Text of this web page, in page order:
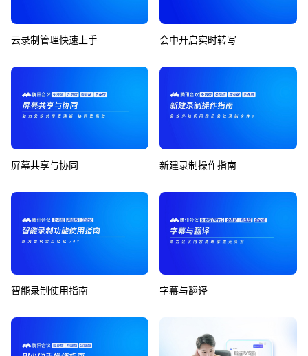
云录制管理快速上手 会中开启实时转写
屏幕共享与协同 新建录制操作指南
智能录制使用指南 字幕与翻译